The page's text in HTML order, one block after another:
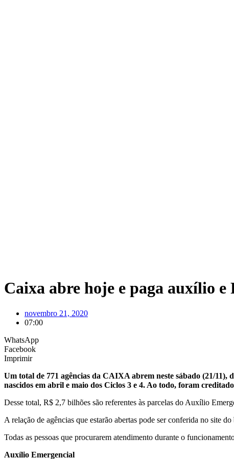
Caixa abre hoje e paga auxílio e
novembro 21, 2020
07:00
WhatsApp
Facebook
Imprimir
Um total de 771 agências da CAIXA abrem neste sábado (21/
nascidos em abril e maio dos Ciclos 3 e 4. Ao todo, foram
Desse total, R$ 2,7 bilhões são referentes às parcelas do Auxílio
A relação de agências que estarão abertas pode ser conferida no site
Todas as pessoas que procurarem atendimento durante o
Auxílio Emergencial